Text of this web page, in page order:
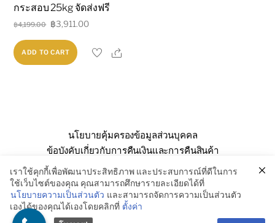
กระสอบ 25kg จัดส่งฟรี
฿4,199.00 Original
price
was:
฿3,911.00Current
is:
ADD TO CART Share
นโยบายคุ้มครองข้อมูลส่วนบุคคล
ข้อบังคับเกี่ยวกับการคืนเงินและการคืนสินค้า
คำถามที่พบบ่อย
เกี่ยวกับเรา ติดต่อเรา
© SSE Enterprise Co., Ltd. 2026
เราใช้คุกกี้เพื่อพัฒนาประสิทธิภาพ และประสบการณ์ที่ดีในการ
ใช้เว็บไซต์ของคุณ คุณสามารถศึกษารายละเอียดได้ที่
นโยบายความเป็นส่วนตัว และสามารถจัดการความเป็นส่วนตัว
เองได้ของคุณได้เองโดยคลิกที่ ตั้งค่า